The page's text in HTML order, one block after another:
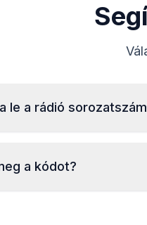
le a rádió
a kódot?